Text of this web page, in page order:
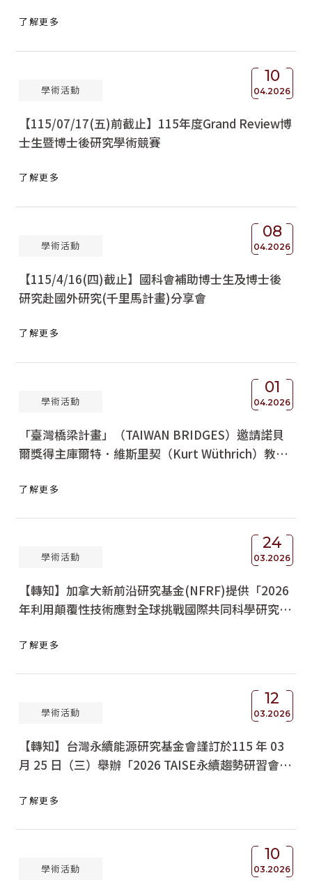
了解更多
10
04.2026
學術活動
【115/07/17(五)前截止】115年度Grand Review博
士生暨博士後研究學術競賽
了解更多
08
04.2026
學術活動
【115/4/16(四)截止】國科會補助博士生及博士後
研究赴國外研究(千里馬計畫)分享會
了解更多
01
04.2026
學術活動
「臺灣橋梁計畫」（TAIWAN BRIDGES）邀請諾貝
爾獎得主庫爾特．維斯里契（Kurt Wüthrich）教授
了解更多
24
03.2026
學術活動
【轉知】加拿大新前沿研究基金(NFRF)提供「2026
年利用顛覆性技術應對全球挑戰國際共同科學研究計
了解更多
12
03.2026
學術活動
【轉知】台灣永續能源研究基金會謹訂於115 年 03
月 25 日（三）舉辦「2026 TAISE永續趨勢研習會-
名參加
了解更多
10
03.2026
學術活動